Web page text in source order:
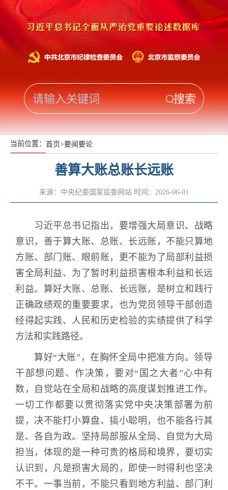
当前位置： 首页>要闻要论
善算大账总账长远账
来源：中央纪委国家监委网站 时间：2026-06-01
习近平总书记指出，要增强大局意识、战略
意识，善于算大账、总账、长远账，不能只算地
方账、部门账、眼前账，更不能为了局部利益损
害全局利益、为了暂时利益损害根本利益和长远
利益。算好大账、总账、长远账，是树立和践行
正确政绩观的重要要求，也为党员领导干部创造
经得起实践、人民和历史检验的实绩提供了科学
方法和实践路径。
算好“大账”，在胸怀全局中把准方向。领导
干部想问题、作决策，要对“国之大者”心中有
数，自觉站在全局和战略的高度谋划推进工作。
一切工作都要以贯彻落实党中央决策部署为前
提，决不能打小算盘、搞小聪明，也不能各行其
是、各自为政。坚持局部服从全局、自觉为大局
担当，体现的是一种可贵的格局和境界，要切实
认识到，凡是损害大局的，即使一时得利也坚决
不干。一事当前，不能只看到地方利益、部门利